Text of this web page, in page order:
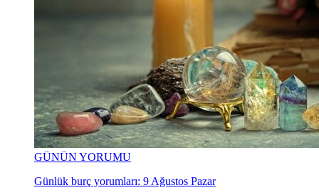
GÜNÜN YORUMU
Günlük burç yorumları: 9 Ağustos Pazar